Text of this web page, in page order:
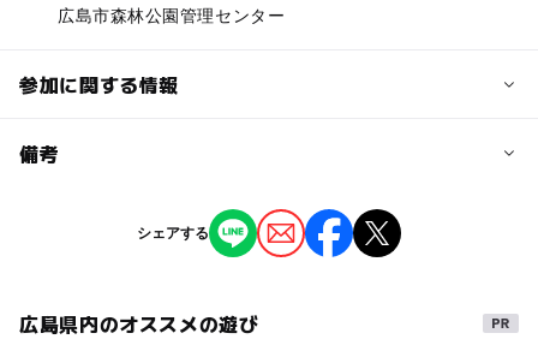
広島市森林公園管理センター
参加に関する情報
予約/応募
注意・制限事項
備考
※掲載の情報は天候や主催者側の都合などにより変更にな
ることがあります。
シェアする
広島県内のオススメの遊び